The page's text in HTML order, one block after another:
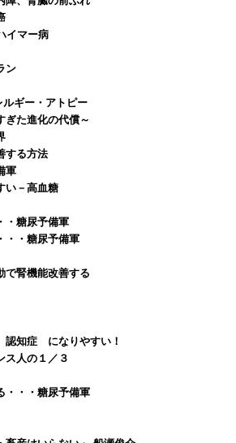
イマー病
ン
ギー・アトピー
ぎた進化の代償～
する方法
軍
い－高血糖
・糖尿予備軍
・・糖尿予備軍
で腎機能改善する
認知症 になりやすい！
ス人の１／３
・・・糖尿予備軍